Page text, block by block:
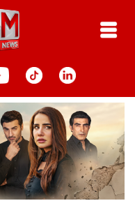
content